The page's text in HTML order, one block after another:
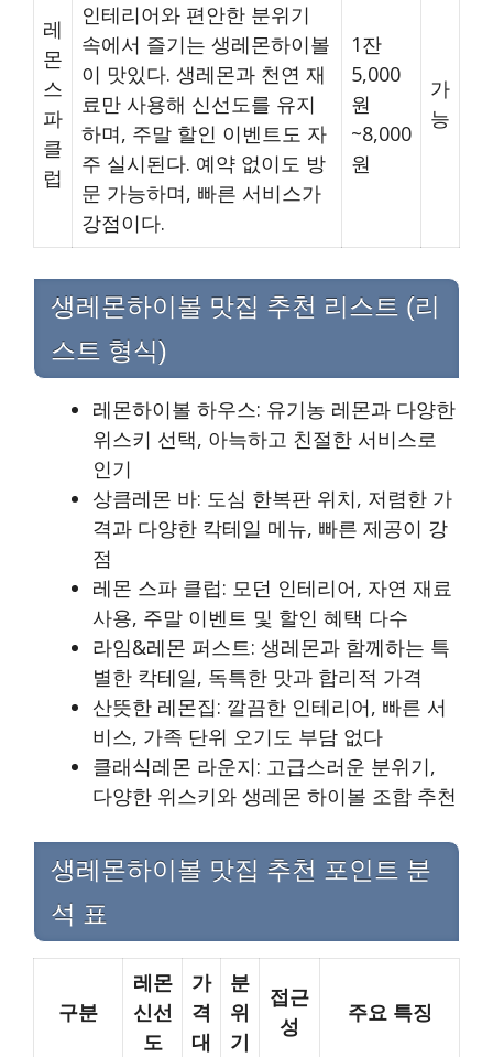
레
몬
스
파
클
럽
인테리어와 편안한 분위기
속에서 즐기는 생레몬하이볼
이 맛있다. 생레몬과 천연 재
료만 사용해 신선도를 유지
하며, 주말 할인 이벤트도 자
주 실시된다. 예약 없이도 방
문 가능하며, 빠른 서비스가
강점이다.
1잔
5,000
원
~8,000
원
가
능
생레몬하이볼 맛집 추천 리스트 (리
스트 형식)
레몬하이볼 하우스: 유기농 레몬과 다양한
위스키 선택, 아늑하고 친절한 서비스로
인기
상큼레몬 바: 도심 한복판 위치, 저렴한 가
격과 다양한 칵테일 메뉴, 빠른 제공이 강
점
레몬 스파 클럽: 모던 인테리어, 자연 재료
사용, 주말 이벤트 및 할인 혜택 다수
라임&레몬 퍼스트: 생레몬과 함께하는 특
별한 칵테일, 독특한 맛과 합리적 가격
산뜻한 레몬집: 깔끔한 인테리어, 빠른 서
비스, 가족 단위 오기도 부담 없다
클래식레몬 라운지: 고급스러운 분위기,
다양한 위스키와 생레몬 하이볼 조합 추천
생레몬하이볼 맛집 추천 포인트 분
석 표
구분
레몬
신선
도
가
격
대
분
위
기
접근
성
주요 특징